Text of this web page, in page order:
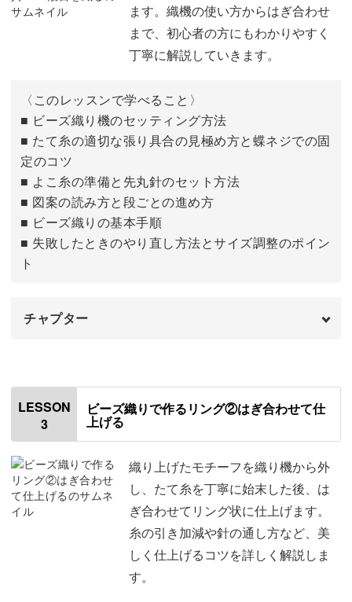
織機に糸を張るところから、ビーズの通し方、きれいに整
ビーズがまっすぐ並んでいく様子は、とても心地よくて夢
中になれる時間です♪
織機はキットで手に入れることもできて、準備に探し回る
必要もナシ！
て始めることができますよ。
花びら彩るステッチ技法
ビーズ織りだけでなく、ビーズステッチの技法も学べるこ
の講座。
多彩なビーズを使いながら、立体感のあるモチーフ作りに
ます。織機の使い方からはぎ合わせ
まで、初心者の方にもわかりやすく
丁寧に解説していきます。
〈このレッスンで学べること〉
■ ビーズ織り機のセッティング方法
■ たて糸の適切な張り具合の見極め方と蝶ネジでの固
定のコツ
■ よこ糸の準備と先丸針のセット方法
■ 図案の読み方と段ごとの進め方
■ ビーズ織りの基本手順
■ 失敗したときのやり直し方法とサイズ調整のポイン
ト
チャプター
使用する材料・道具
図案の説明
作業しやすいセッティングの仕方 02:21
織り機の説明 03:13
たて糸の準備をする 04:12
よこ糸の準備をする
LESSON
3
ビーズ織りで作るリング②はぎ合わせて仕
上げる
織り上げたモチーフを織り機から外
し、たて糸を丁寧に始末した後、は
ぎ合わせてリング状に仕上げます。
糸の引き加減や針の通し方など、美
しく仕上げるコツを詳しく解説しま
す。